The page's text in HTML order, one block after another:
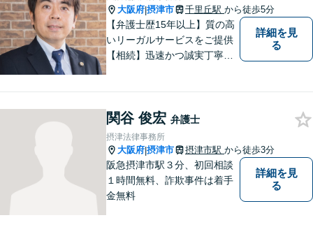
大阪府|摂津市 千里丘駅 から徒歩5分
【弁護士歴15年以上】質の高
いリーガルサービスをご提供
【相続】迅速かつ誠実丁寧な
作成／企業間トラブル／問題
社員の対応など。顧問契約も
可【オンライン面談】【千里
丘駅5分】
詳細を見
る
関谷 俊宏 弁護士
摂津法律事務所
大阪府|摂津市 摂津市駅 から徒歩3分
阪急摂津市駅３分、初回相談
１時間無料、詐欺事件は着手
金無料
詳細を見
る